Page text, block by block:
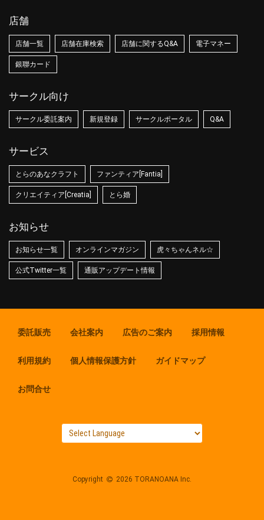
店舗
店舗一覧 店舗在庫検索 店舗に関するQ&A 電子マネー
銀聯カード
サークル向け
サークル委託案内 新規登録 サークルポータル Q&A
サービス
とらのあなクラフト ファンティア[Fantia]
クリエイティア[Creatia] とら婚
お知らせ
お知らせ一覧 オンラインマガジン 虎々ちゃんネル☆
公式Twitter一覧 通販アップデート情報
委託販売 会社案内 広告のご案内 採用情報
利用規約 個人情報保護方針 ガイドマップ
お問合せ
Copyright 2026 TORANOANA Inc.